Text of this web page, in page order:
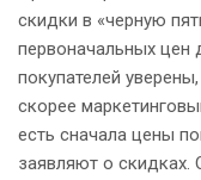
скидки в «черную
первоначальных цен
покупателей
скорее
есть сначала цены
заявляют о скидках.